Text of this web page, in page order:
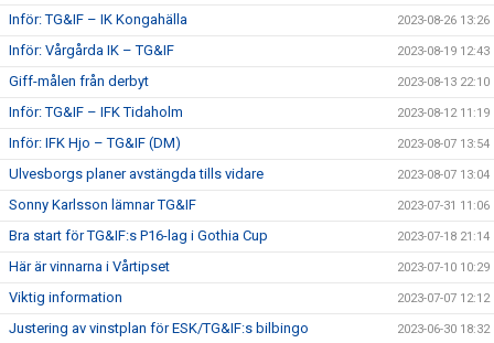
Inför: TG&IF – IK Kongahälla 2023-08-26 13:26
Inför: Vårgårda IK – TG&IF 2023-08-19 12:43
Giff-målen från derbyt 2023-08-13 22:10
Inför: TG&IF – IFK Tidaholm 2023-08-12 11:19
Inför: IFK Hjo – TG&IF (DM) 2023-08-07 13:54
Ulvesborgs planer avstängda tills vidare 2023-08-07 13:04
Sonny Karlsson lämnar TG&IF 2023-07-31 11:06
Bra start för TG&IF:s P16-lag i Gothia Cup 2023-07-18 21:14
Här är vinnarna i Vårtipset 2023-07-10 10:29
Viktig information 2023-07-07 12:12
Justering av vinstplan för ESK/TG&IF:s bilbingo 2023-06-30 18:32